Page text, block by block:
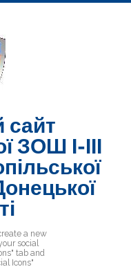
сайт
ЗОШ І-ІІІ
a new
social
tab and
Icons"